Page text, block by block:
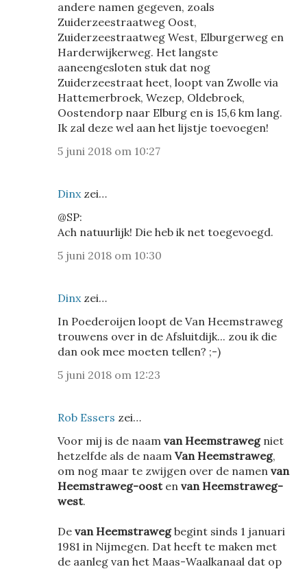
andere namen gegeven, zoals
Zuiderzeestraatweg Oost,
Zuiderzeestraatweg West, Elburgerweg en
Harderwijkerweg. Het langste
aaneengesloten stuk dat nog
Zuiderzeestraat heet, loopt van Zwolle via
Hattemerbroek, Wezep, Oldebroek,
Oostendorp naar Elburg en is 15,6 km lang.
Ik zal deze wel aan het lijstje toevoegen!
5 juni 2018 om 10:27
Dinxzei…
@SP:
Ach natuurlijk! Die heb ik net toegevoegd.
5 juni 2018 om 10:30
Dinxzei…
In Poederoijen loopt de Van Heemstraweg
trouwens over in de Afsluitdijk... zou ik die
dan ook mee moeten tellen? ;-)
5 juni 2018 om 12:23
Rob Essers zei…
Voor mij is de naam van Heemstrawegniet
hetzelfde als de naam Van Heemstraweg,
om nog maar te zwijgen over de namen van
Heemstraweg-oosten van Heemstraweg-
west.
De van Heemstrawegbegint sinds 1 januari
1981 in Nijmegen. Dat heeft te maken met
de aanleg van het Maas-Waalkanaal dat op